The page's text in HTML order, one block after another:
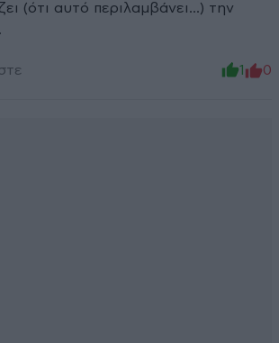
(ότι αυτό περιλαμβάνει...) την
1 0